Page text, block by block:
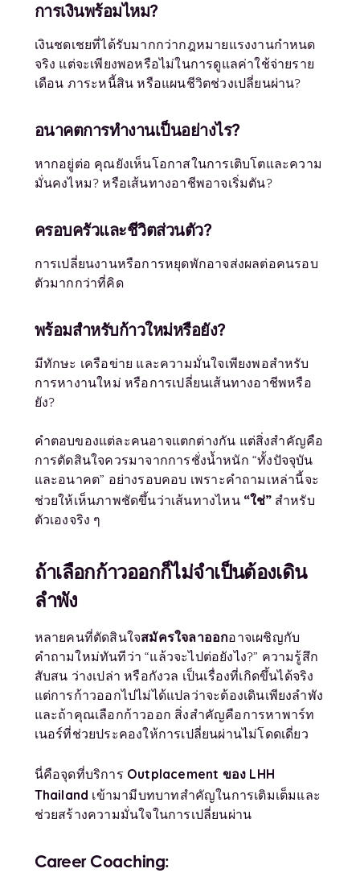
การเงินพร้อมไหม?
เงินชดเชยที่ได้รับมากกว่ากฎหมายแรงงานกำหนด
จริง แต่จะเพียงพอหรือไม่ในการดูแลค่าใช้จ่ายราย
เดือน ภาระหนี้สิน หรือแผนชีวิตช่วงเปลี่ยนผ่าน?
อนาคตการทำงานเป็นอย่างไร?
หากอยู่ต่อ คุณยังเห็นโอกาสในการเติบโตและความ
มั่นคงไหม? หรือเส้นทางอาชีพอาจเริ่มตัน?
ครอบครัวและชีวิตส่วนตัว?
การเปลี่ยนงานหรือการหยุดพักอาจส่งผลต่อคนรอบ
ตัวมากกว่าที่คิด
พร้อมสำหรับก้าวใหม่หรือยัง?
มีทักษะ เครือข่าย และความมั่นใจเพียงพอสำหรับ
การหางานใหม่ หรือการเปลี่ยนเส้นทางอาชีพหรือ
ยัง?
คำตอบของแต่ละคนอาจแตกต่างกัน แต่สิ่งสำคัญคือ
การตัดสินใจควรมาจากการชั่งน้ำหนัก “ทั้งปัจจุบัน
และอนาคต” อย่างรอบคอบ เพราะคำถามเหล่านี้จะ
ช่วยให้เห็นภาพชัดขึ้นว่าเส้นทางไหน “ใช่”สำหรับ
ตัวเองจริง ๆ
ถ้าเลือกก้าวออกก็ไม่จำเป็นต้องเดิน
ลำพัง
หลายคนที่ตัดสินใจสมัครใจลาออกอาจเผชิญกับ
คำถามใหม่ทันทีว่า “แล้วจะไปต่อยังไง?” ความรู้สึก
สับสน ว่างเปล่า หรือกังวล เป็นเรื่องที่เกิดขึ้นได้จริง
แต่การก้าวออกไปไม่ได้แปลว่าจะต้องเดินเพียงลำพัง
และถ้าคุณเลือกก้าวออก สิ่งสำคัญคือการหาพาร์ท
เนอร์ที่ช่วยประคองให้การเปลี่ยนผ่านไม่โดดเดี่ยว
นี่คือจุดที่บริการ Outplacement ของ LHH
Thailand เข้ามามีบทบาทสำคัญในการเติมเต็มและ
ช่วยสร้างความมั่นใจในการเปลี่ยนผ่าน
Career Coaching: